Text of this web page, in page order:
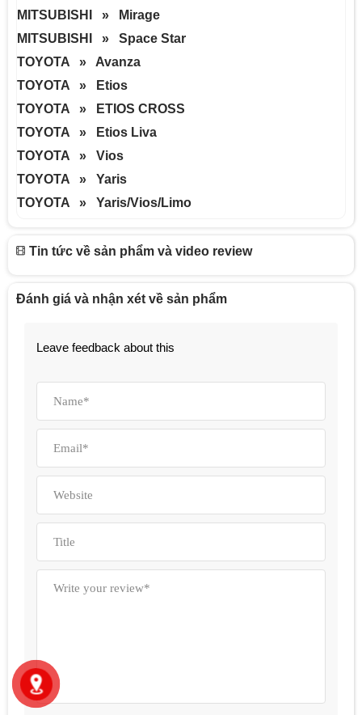
MITSUBISHI » Mirage
MITSUBISHI » Space Star
TOYOTA » Avanza
TOYOTA » Etios
TOYOTA » ETIOS CROSS
TOYOTA » Etios Liva
TOYOTA » Vios
TOYOTA » Yaris
TOYOTA » Yaris/Vios/Limo
Tin tức về sản phẩm và video review
Đánh giá và nhận xét về sản phẩm
Leave feedback about this